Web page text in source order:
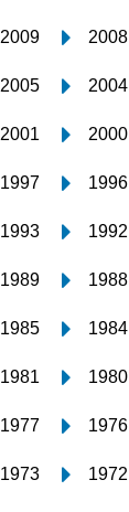
2009 2008
2005 2004
2001 2000
1997 1996
1993 1992
1989 1988
1985 1984
1981 1980
1977 1976
1973 1972